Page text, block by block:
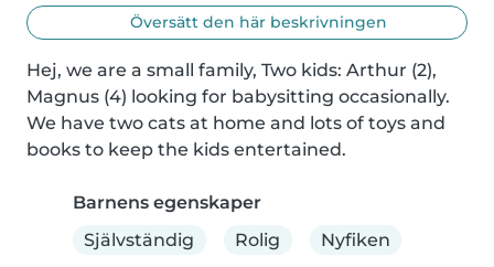
Översätt den här beskrivningen
Hej, we are a small family, Two kids: Arthur (2),
Magnus (4) looking for babysitting occasionally.
We have two cats at home and lots of toys and
books to keep the kids entertained.
Barnens egenskaper
Självständig
Rolig Nyfiken